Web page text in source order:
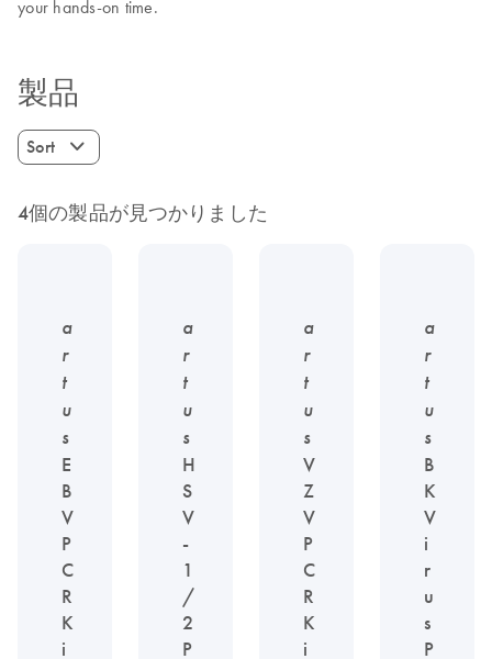
your hands-on time.
製品
Sort
4個の製品が見つかりました
a
r
t
u
s
E
B
V
P
C
R
K
i
a
r
t
u
s
H
S
V
-
1
/
2
P
a
r
t
u
s
V
Z
V
P
C
R
K
i
a
r
t
u
s
B
K
V
i
r
u
s
P